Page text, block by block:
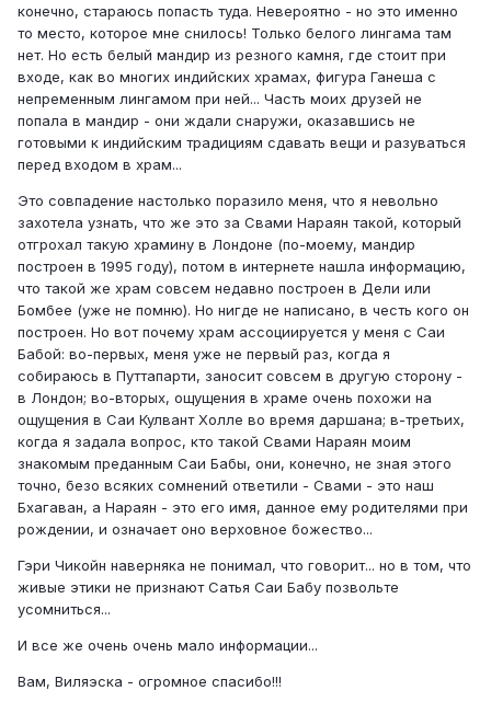
конечно, стараюсь попасть туда. Невероятно - но это именно
то место, которое мне снилось! Только белого лингама там
нет. Но есть белый мандир из резного камня, где стоит при
входе, как во многих индийских храмах, фигура Ганеша с
непременным лингамом при ней... Часть моих друзей не
попала в мандир - они ждали снаружи, оказавшись не
готовыми к индийским традициям сдавать вещи и разуваться
перед входом в храм...
Это совпадение настолько поразило меня, что я невольно
захотела узнать, что же это за Свами Нараян такой, который
отгрохал такую храмину в Лондоне (по-моему, мандир
построен в 1995 году), потом в интернете нашла информацию,
что такой же храм совсем недавно построен в Дели или
Бомбее (уже не помню). Но нигде не написано, в честь кого он
построен. Но вот почему храм ассоциируется у меня с Саи
Бабой: во-первых, меня уже не первый раз, когда я
собираюсь в Путтапарти, заносит совсем в другую сторону -
в Лондон; во-вторых, ощущения в храме очень похожи на
ощущения в Саи Кулвант Холле во время даршана; в-третьих,
когда я задала вопрос, кто такой Свами Нараян моим
знакомым преданным Саи Бабы, они, конечно, не зная этого
точно, безо всяких сомнений ответили - Свами - это наш
Бхагаван, а Нараян - это его имя, данное ему родителями при
рождении, и означает оно верховное божество...
Гэри Чикойн наверняка не понимал, что говорит... но в том, что
живые этики не признают Сатья Саи Бабу позвольте
усомниться...
И все же очень очень мало информации...
Вам, Виляэска - огромное спасибо!!!